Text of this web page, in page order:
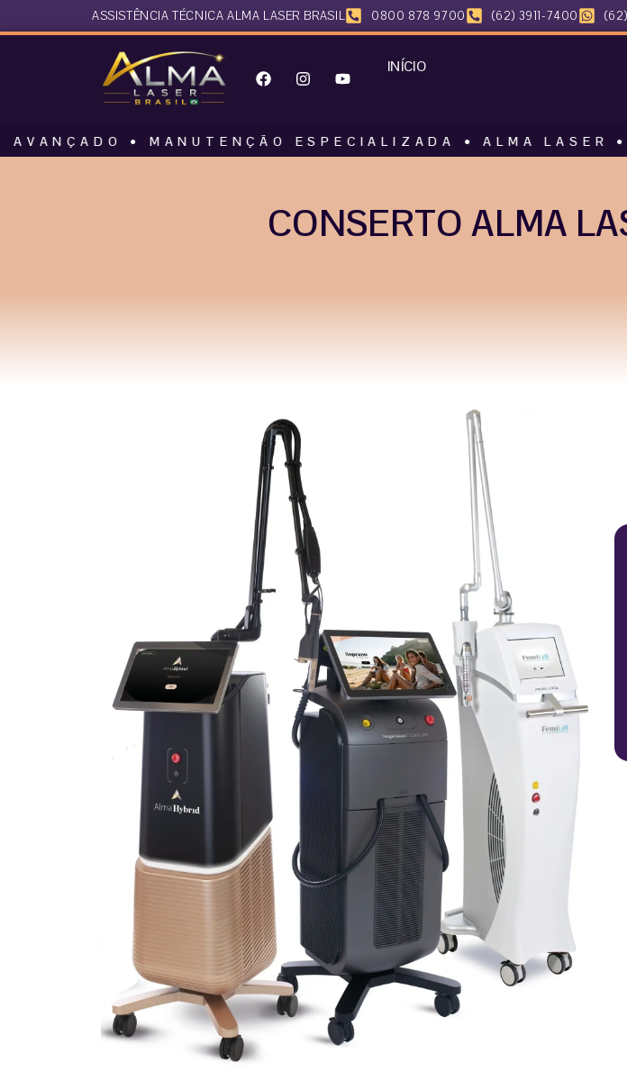
ASSISTÊNCIA TÉCNICA ALMA LASER BRASIL 0800 878 9700 (62) 3911-7400
INÍCIO
• MANUTENÇÃO ESPECIALIZADA • ALMA LASER •
CONSERTO ALMA